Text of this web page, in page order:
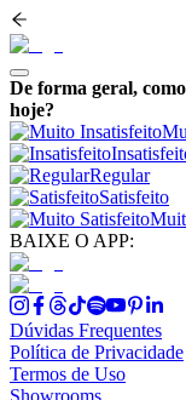
De forma geral,
hoje?
Regular
Satisfeito
BAIXE O APP:
Dúvidas Frequentes
Política de Privacidade
Termos de Uso
Showrooms